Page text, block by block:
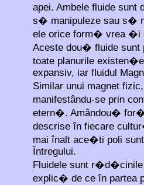
apei. Ambele fluide
s� manipuleze sau s�
ele orice form� vrea �i
Aceste dou� fluide
toate planurile
expansiv, iar fluidul
Similar unui magnet
manifestându-se prin
etern�. Amândou�
descrise în fiecare
mai înalt ace�ti poli
Întregului.
Fluidele sunt
explic� de ce în